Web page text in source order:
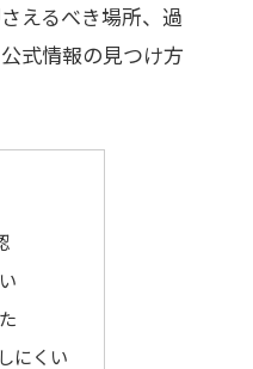
えるべき場所、過
式情報の見つけ方
にくい